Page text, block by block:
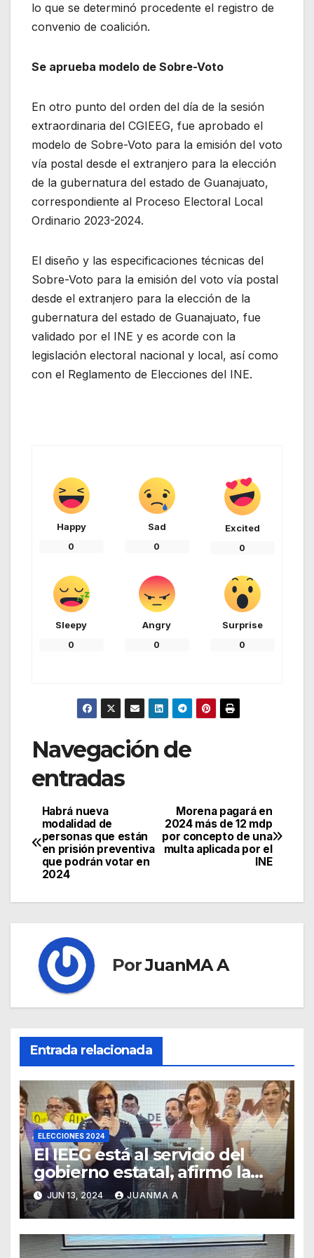
lo que se determinó procedente el registro de
convenio de coalición.
Se aprueba modelo de Sobre-Voto
En otro punto del orden del día de la sesión
extraordinaria del CGIEEG, fue aprobado el
modelo de Sobre-Voto para la emisión del voto
vía postal desde el extranjero para la elección
de la gubernatura del estado de Guanajuato,
correspondiente al Proceso Electoral Local
Ordinario 2023-2024.
El diseño y las especificaciones técnicas del
Sobre-Voto para la emisión del voto vía postal
desde el extranjero para la elección de la
gubernatura del estado de Guanajuato, fue
validado por el INE y es acorde con la
legislación electoral nacional y local, así como
con el Reglamento de Elecciones del INE.
Happy
0
Sad
0
Excited
0
Sleepy
0
Angry
0
Surprise
0
Navegación de
entradas
Morena pagará en
2024 más de 12 mdp
por concepto de una
multa aplicada por el
INE
Habrá nueva
modalidad de
personas que están
en prisión preventiva
que podrán votar en
2024
PorJuanMA A
Entrada relacionada
ELECCIONES 2024
El IEEG está al servicio del
gobierno estatal, afirmó la
Senadora Malú Micher
JUN 13, 2024 JUANMA A